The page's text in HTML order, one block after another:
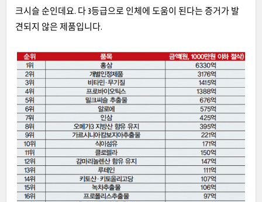
크시슬 순인데요. 다 3등급으로 인체에 도움이 된다는 증거가 발
견되지 않은 제품입니다.